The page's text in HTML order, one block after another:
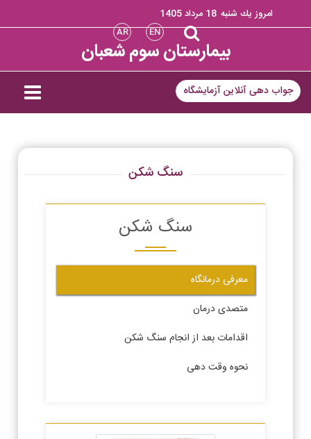
امروز يك شنبه 18 مرداد 1405
EN
AR
بیمارستان سوم شعبان
جواب دهی آنلاین آزمایشگاه
سنگ شکن
سنگ شکن
معرفی درمانگاه
متصدی درمان
اقدامات بعد از انجام سنگ شکن
نحوه وقت دهی